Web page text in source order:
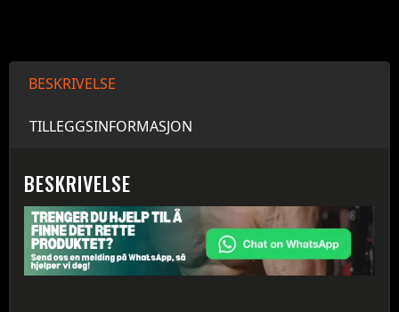
BESKRIVELSE
TILLEGGSINFORMASJON
BESKRIVELSE